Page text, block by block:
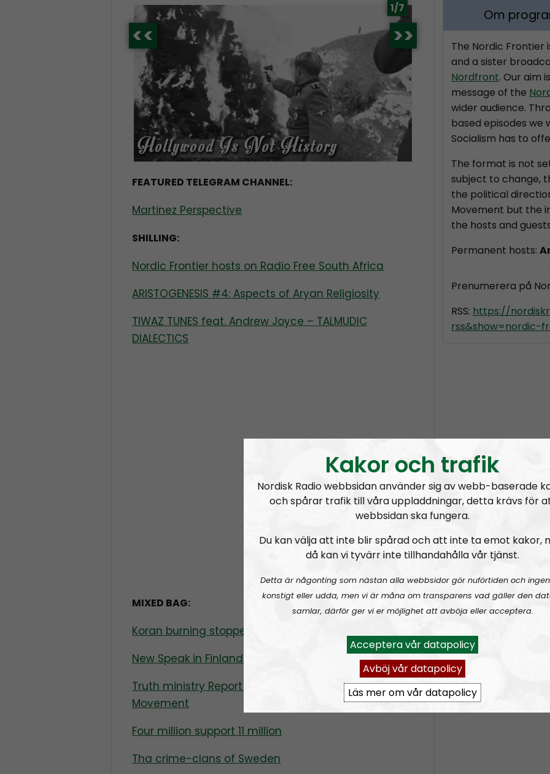
>>
<<
1/7
FEATURED TELEGRAM CHANNEL:
Martinez Perspective
SHILLING:
Nordic Frontier hosts on Radio Free South Africa
ARISTOGENESIS #4: Aspects of Aryan Religiosity
TIWAZ TUNES feat. Andrew Joyce – TALMUDIC
DIALECTICS
MIXED BAG:
Koran burning stopped
New Speak in Finland
Truth ministry Report on the Nordic Resistance
Movement
Four million support 11 million
Tha crime-clans of Sweden
Om
The Nordic Frontier
and a sister
Nordfront. Our aim
message of the
wider audience.
based episodes we
Socialism has to
The format is not
subject to change,
the political
Movement but the
the hosts and
Permanent hosts:
Prenumerera på
RSS: https://
rss&show=nordic-
Kakor och trafik
Nordisk Radio webbsidan använder sig av webb-baserade
och spårar trafik till våra uppladdningar, detta krävs för
webbsidan ska fungera.
Du kan välja att inte blir spårad och att inte ta emot kakor,
då kan vi tyvärr inte tillhandahålla vår tjänst.
Detta är någonting som nästan alla webbsidor gör nuförtiden och
konstigt eller udda, men vi är måna om transparens vad gäller den
samlar, därför ger vi er möjlighet att avböja eller acceptera.
Acceptera vår datapolicy
Avböj vår datapolicy
Läs mer om vår datapolicy